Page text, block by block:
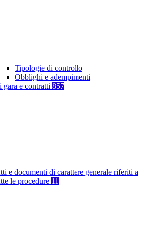
Tipologie di controllo
Obblighi e adempimenti
gara e contratti 857
e documenti di carattere generale riferiti a
le procedure 11